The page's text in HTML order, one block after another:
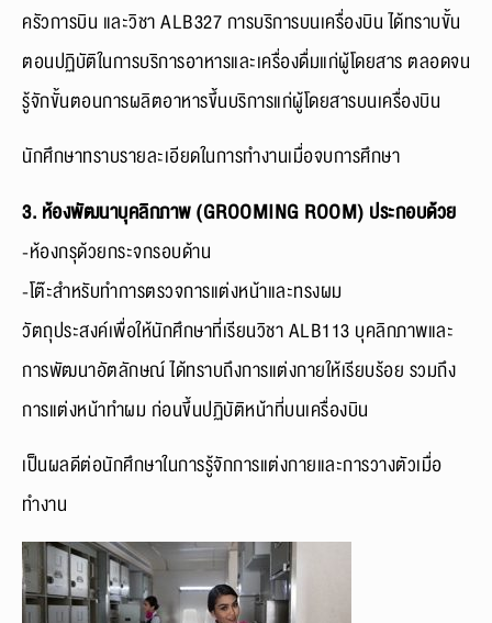
ครัวการบิน และวิชา ALB327 การบริการบนเครื่องบิน ได้ทราบขั้น
ตอนปฏิบัติในการบริการอาหารและเครื่องดื่มแก่ผู้โดยสาร ตลอดจน
รู้จักขั้นตอนการผลิตอาหารขึ้นบริการแก่ผู้โดยสารบนเครื่องบิน
นักศึกษาทราบรายละเอียดในการทำงานเมื่อจบการศึกษา
3. ห้องพัฒนาบุคลิกภาพ (GROOMING ROOM) ประกอบด้วย
-ห้องกรุด้วยกระจกรอบด้าน
-โต๊ะสำหรับทำการตรวจการแต่งหน้าและทรงผม
วัตถุประสงค์เพื่อให้นักศึกษาที่เรียนวิชา ALB113 บุคลิกภาพและ
การพัฒนาอัตลักษณ์ ได้ทราบถึงการแต่งกายให้เรียบร้อย รวมถึง
การแต่งหน้าทำผม ก่อนขึ้นปฏิบัติหน้าที่บนเครื่องบิน
เป็นผลดีต่อนักศึกษาในการรู้จักการแต่งกายและการวางตัวเมื่อ
ทำงาน